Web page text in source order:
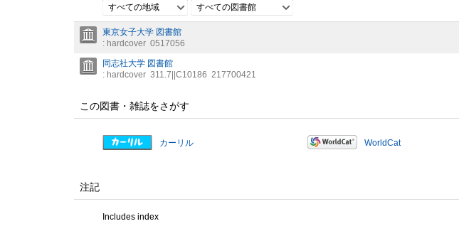
すべての地域 すべての図書館
東京女子大学 図書館
: hardcover 0517056
同志社大学 図書館
: hardcover 311.7||C10186 217700421
この図書・雑誌をさがす
カーリル WorldCat
注記
Includes index